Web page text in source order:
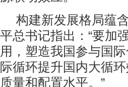
构建新发展格局蕴
平总书记指出：“要加
用，塑造我国参与国
际循环提升国内大循
质量和配置水平。”